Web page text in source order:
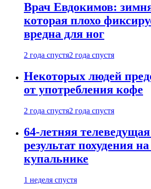
Врач Евдокимов:
которая плохо
вредна для ног
2 года спустя2 года спустя
Некоторых людей
от употребления кофе
2 года спустя2 года спустя
64-летняя
результат похудения
купальнике
1 неделя спустя